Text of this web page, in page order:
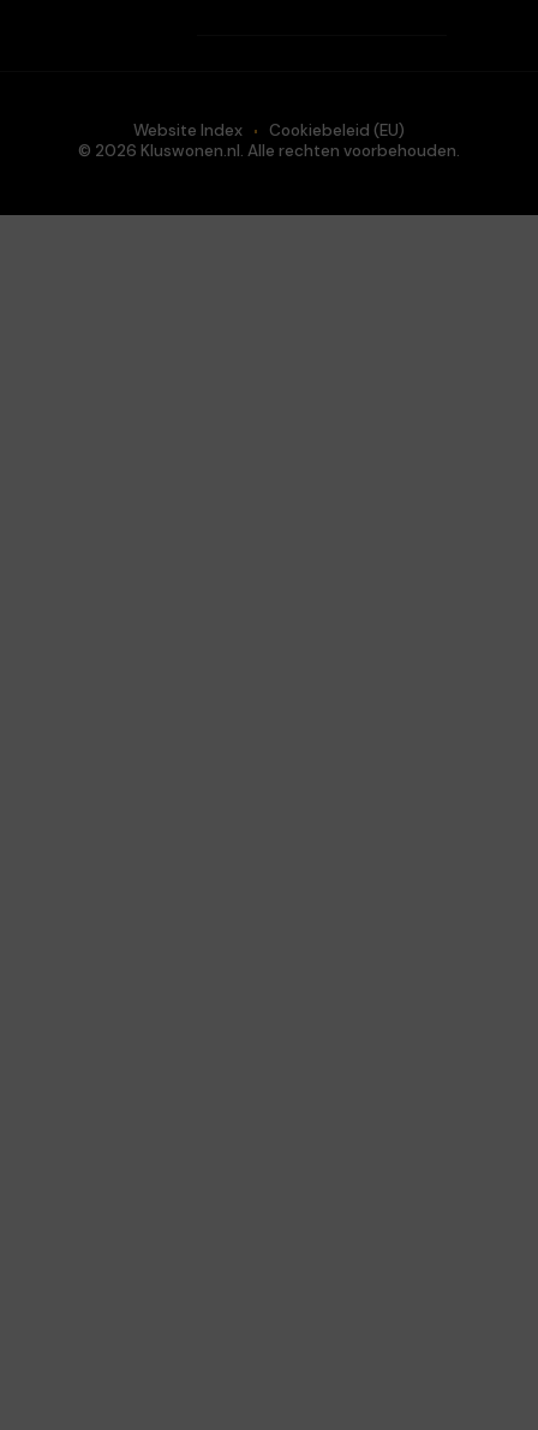
© 2026 Kluswonen.nl. Alle rechten voorbehouden.
Website Index Cookiebeleid (EU)